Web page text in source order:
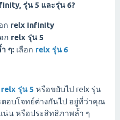
รุ่น 5 และรุ่น 6?
ก relx infinity
ก relx รุ่น 5
ๆ: เลือก relx รุ่น 6
รุ่น 5 หรือขยับไป relx รุ่น
อบโจทย์ต่างกันไป อยู่ที่ว่าคุณ
น่น หรือประสิทธิภาพล้ำ ๆ